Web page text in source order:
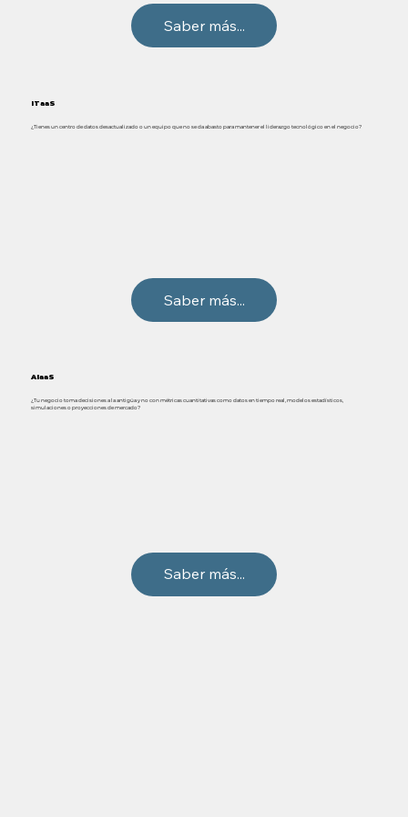
Saber más...
¿Tienes un centro de datos desactualizado o un equipo que no se da abasto para mantener el liderazgo tecnológico en el negocio?
ITaaS
Saber más...
¿Tu negocio toma decisiones a la antigüa y no con métricas cuantitativas como datos en tiempo real, modelos estadísticos,
simulaciones o proyecciones de mercado?
AIaaS
Saber más...